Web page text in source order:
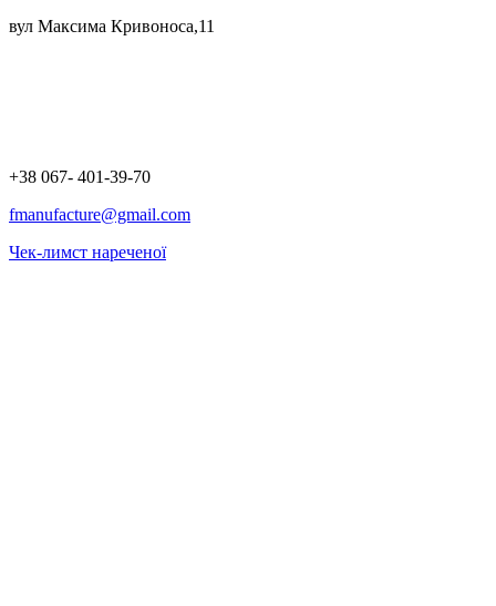
вул Максима Кривоноса,11
+38 067- 401-39-70
fmanufacture@gmail.com
Чек-лимст нареченої